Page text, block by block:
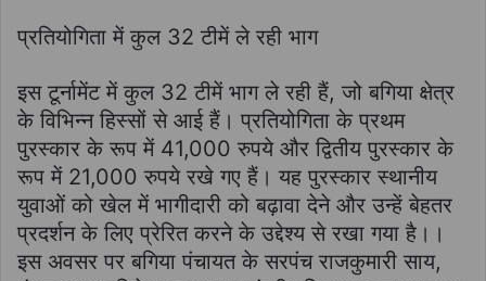
प्रतियोगिता में कुल 32 टीमें ले रही भाग
इस टूर्नामेंट में कुल 32 टीमें भाग ले रही हैं, जो बगिया क्षेत्र
के विभिन्न हिस्सों से आई हैं। प्रतियोगिता के प्रथम
पुरस्कार के रूप में 41,000 रुपये और द्वितीय पुरस्कार के
रूप में 21,000 रुपये रखे गए हैं। यह पुरस्कार स्थानीय
युवाओं को खेल में भागीदारी को बढ़ावा देने और उन्हें बेहतर
प्रदर्शन के लिए प्रेरित करने के उद्देश्य से रखा गया है।।
इस अवसर पर बगिया पंचायत के सरपंच राजकुमारी साय,